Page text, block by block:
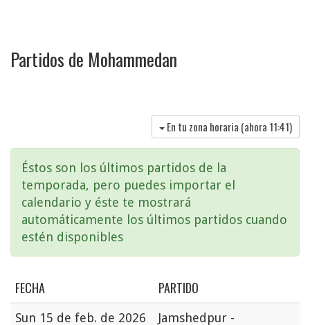
Partidos de Mohammedan
En tu zona horaria (ahora 11:41)
Éstos son los últimos partidos de la
temporada, pero puedes importar el
calendario y éste te mostrará
automáticamente los últimos partidos cuando
estén disponibles
FECHA PARTIDO
Sun 15 de feb. de 2026
Jamshedpur -